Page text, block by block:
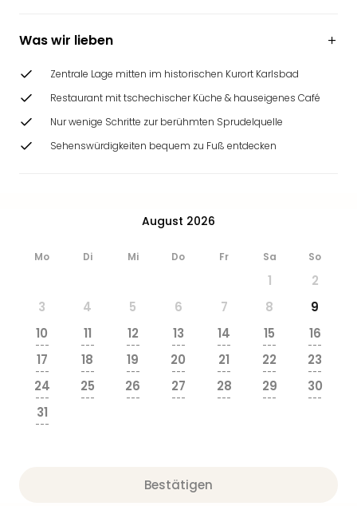
Was wir lieben
Zentrale Lage mitten im historischen Kurort Karlsbad
Restaurant mit tschechischer Küche & hauseigenes Café
Nur wenige Schritte zur berühmten Sprudelquelle
Sehenswürdigkeiten bequem zu Fuß entdecken
August 2026
Mo Di Mi Do Fr Sa So
1
2
3
4 5 6 7 8
9
10
---
11
---
12
---
13
---
14
---
15
---
16
---
17
---
18
---
19
---
20
---
21
---
22
---
23
---
24
---
25
---
26
---
27
---
28
---
29
---
30
---
31
---
Bestätigen